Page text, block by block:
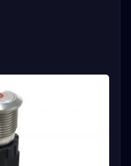
Vida Eléctrica